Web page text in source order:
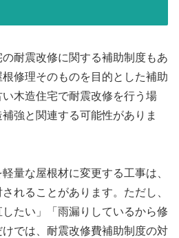
耐震改修に関する補助制度もあ
修理そのものを目的とした補助
木造住宅で耐震改修を行う場
強と関連する可能性がありま
量な屋根材に変更する工事は、
れることがあります。ただし、
たい」「雨漏りしているから修
では、耐震改修費補助制度の対